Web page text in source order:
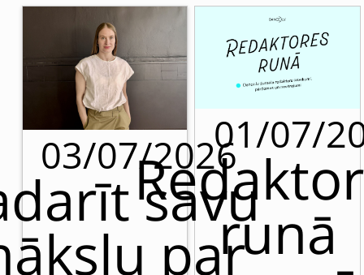
03/07/2026
savu
par
01/07/
runā